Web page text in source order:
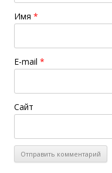
Имя *
E-mail *
Сайт